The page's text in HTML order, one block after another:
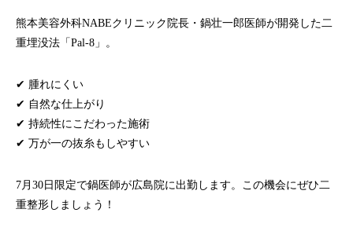
熊本美容外科NABEクリニック院長・鍋壮一郎医師が開発した二
重埋没法「Pal-8」。
✔ 腫れにくい
✔ 自然な仕上がり
✔ 持続性にこだわった施術
✔ 万が一の抜糸もしやすい
7月30日限定で鍋医師が広島院に出勤します。この機会にぜひ二
重整形しましょう！